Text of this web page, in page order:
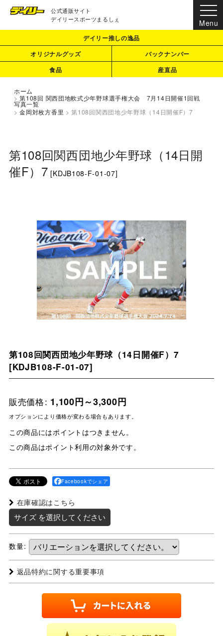
公式通販サイト
デイリースポーツまるしぇ
デイリー推しの逸品
オリジナルグッズ
バックナンバー
食品
産直品
ホーム
> 第108回 関西団地軟式少年野球選手権大会 7月14日開催1回戦
写真一覧
> 金岡対枚方香里 > 第108回関西団地少年野球（14日開催F）7
第108回関西団地少年野球（14日開
催F）7 [KDJB108-F-01-07]
第108回関西団地少年野球（14日開催F）7
[KDJB108-F-01-07]
販売価格: 1,100円～3,300円
オプションにより価格が変わる場合もあります。
この商品にはポイントはつきません。
この商品はポイント利用の対象外です。
Facebookでシェア
在庫確認はこちら
サイズ を選択してください
数量:
返品特約に関する重要事項